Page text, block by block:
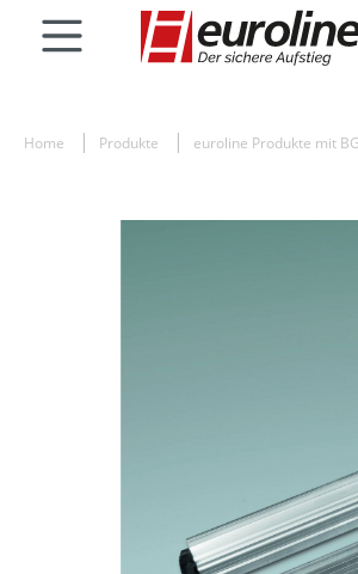
Home Produkte euroline Produkte mit